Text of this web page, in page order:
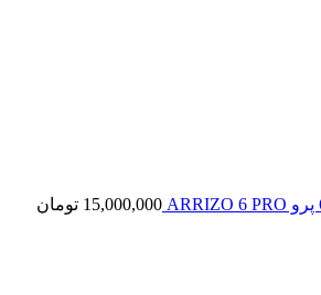
15,000,000 تومان